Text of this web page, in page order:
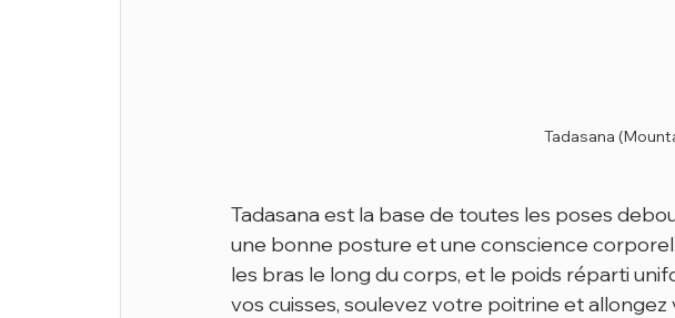
Tadasana
Tadasana est la base de toutes les poses
une bonne posture et une conscience
les bras le long du corps, et le poids réparti
vos cuisses, soulevez votre poitrine et